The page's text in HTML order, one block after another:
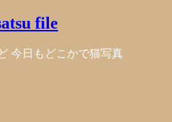
file
今日もどこかで猫写真